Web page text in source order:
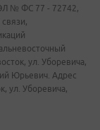
№ ФС 77 - 72742,
ул. Уборевича,
Юрьевич. Адрес
ул. Уборевича,